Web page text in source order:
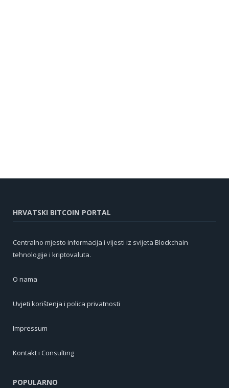
HRVATSKI BITCOIN PORTAL
Centralno mjesto informacija i vijesti iz svijeta Blockchain
tehnologije i kriptovaluta.
O nama
Uvjeti korištenja i polica privatnosti
Impressum
Kontakt i Consulting
POPULARNO